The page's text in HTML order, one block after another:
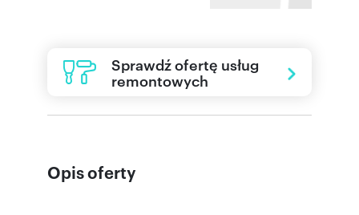
Sprawdź ofertę usług
remontowych
Opis oferty